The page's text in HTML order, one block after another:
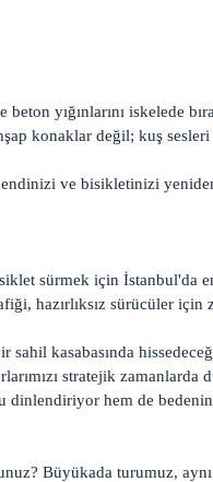
yığınlarını iskelede
konaklar değil; kuş
ve bisikletinizi
sürmek için İstanbul'da
hazırlıksız sürücüler için
sahil kasabasında
stratejik zamanlarda
dinlendiriyor hem de
Büyükada turumuz,